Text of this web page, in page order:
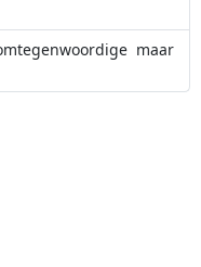
maar
de aardatmosfeer te
aan boord van de ESA-